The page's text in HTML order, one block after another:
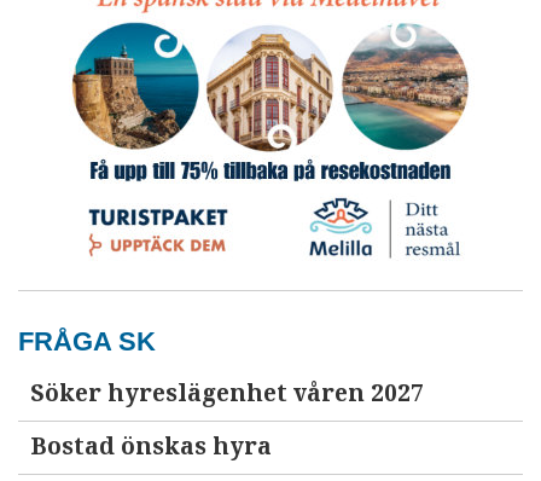
FRÅGA SK
Söker hyreslägenhet våren 2027
Bostad önskas hyra